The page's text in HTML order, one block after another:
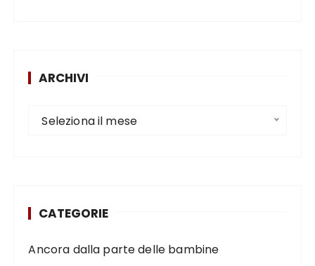
ARCHIVI
Seleziona il mese
CATEGORIE
Ancora dalla parte delle bambine